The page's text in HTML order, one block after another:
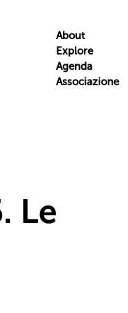
About
Explore
Agenda
Associazione
Le